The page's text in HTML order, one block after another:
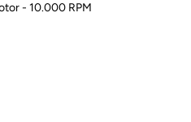
- 10.000 RPM